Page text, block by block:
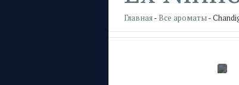
Главная- Все ароматы-